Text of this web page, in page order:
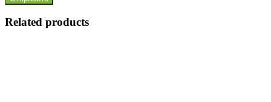
Related products